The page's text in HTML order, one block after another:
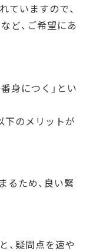
ていますので、
ど、ご希望にあ
身につく」とい
下のメリットが
るため、良い緊
、疑問点を速や